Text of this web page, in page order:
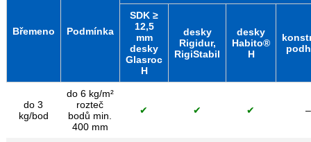
Břemeno Podmínka
SDK ≥
12,5
mm
desky
Glasroc
H
desky
Rigidur,
RigiStabil
desky
Habito®
H
do 3
kg/bod
do 6 kg/m²
rozteč
bodů min.
400 mm
✔ ✔ ✔ –